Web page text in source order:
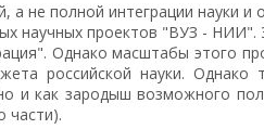
а не полной интеграции науки
научных проектов "ВУЗ - НИИ".
Однако масштабы этого
российской науки. Однако
и как зародыш возможного
части).